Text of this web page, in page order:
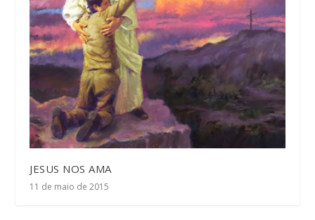
JESUS NOS AMA
11 de maio de 2015